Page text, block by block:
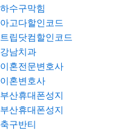
하수구막힘
아고다할인코드
트립닷컴할인코드
강남치과
이혼전문변호사
이혼변호사
부산휴대폰성지
부산휴대폰성지
축구반티